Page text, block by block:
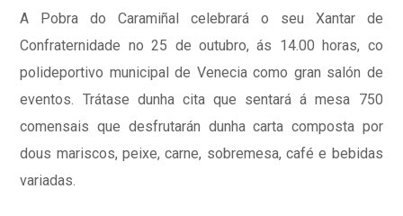
A Pobra do Caramiñal celebrará o seu Xantar de
Confraternidade no 25 de outubro, ás 14.00 horas, co
polideportivo municipal de Venecia como gran salón de
eventos. Trátase dunha cita que sentará á mesa 750
comensais que desfrutarán dunha carta composta por
dous mariscos, peixe, carne, sobremesa, café e bebidas
variadas.